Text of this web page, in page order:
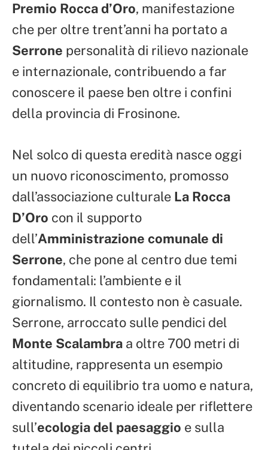
Premio Rocca d’Oro, manifestazione
che per oltre trent’anni ha portato a
Serrone personalità di rilievo nazionale
e internazionale, contribuendo a far
conoscere il paese ben oltre i confini
della provincia di Frosinone.
Nel solco di questa eredità nasce oggi
un nuovo riconoscimento, promosso
dall’associazione culturale La Rocca
D’Oro con il supporto
dell’Amministrazione comunale di
Serrone, che pone al centro due temi
fondamentali: l’ambiente e il
giornalismo. Il contesto non è casuale.
Serrone, arroccato sulle pendici del
Monte Scalambra a oltre 700 metri di
altitudine, rappresenta un esempio
concreto di equilibrio tra uomo e natura,
diventando scenario ideale per riflettere
sull’ecologia del paesaggio e sulla